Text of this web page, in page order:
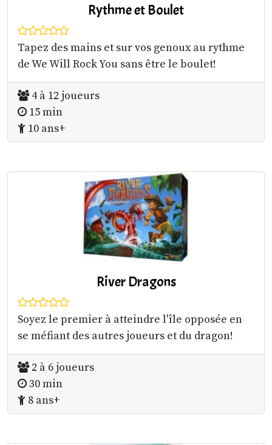
Rythme et Boulet
Tapez des mains et sur vos genoux au rythme
de We Will Rock You sans être le boulet!
4 à 12 joueurs
15 min
10 ans+
River Dragons
Soyez le premier à atteindre l'île opposée en
se méfiant des autres joueurs et du dragon!
2 à 6 joueurs
30 min
8 ans+